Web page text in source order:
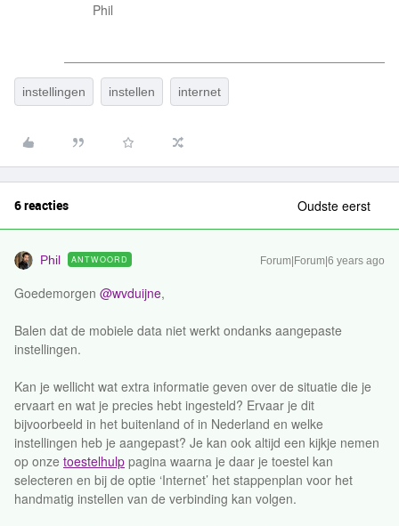
Phil
instellingen instellen internet
6 reacties Oudste eerst
Phil ANTWOORD Forum|Forum|6 years ago
Goedemorgen @wvduijne,
Balen dat de mobiele data niet werkt ondanks aangepaste
instellingen.
Kan je wellicht wat extra informatie geven over de situatie die je
ervaart en wat je precies hebt ingesteld? Ervaar je dit
bijvoorbeeld in het buitenland of in Nederland en welke
instellingen heb je aangepast? Je kan ook altijd een kijkje nemen
op onze toestelhulp pagina waarna je daar je toestel kan
selecteren en bij de optie ‘Internet’ het stappenplan voor het
handmatig instellen van de verbinding kan volgen.